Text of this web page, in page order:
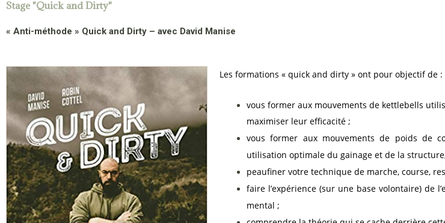
Stage "Quick and Dirty"
« Anti-méthode » Quick and Dirty – avec David Manise
Les formations « quick and dirty » ont pour objectif de :
vous former aux mouvements de kettlebells
maximiser leur efficacité ;
vous former aux mouvements de poids de
utilisation optimale du gainage et de la
peaufiner votre technique de marche, course,
faire l’expérience (sur une base volontaire) de
mental ;